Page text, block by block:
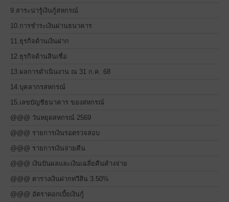
9.สาระน่ารู้เงินกู้สหกรณ์
10.การชำระเงินผ่านธนาคาร
11.ธุรกิจด้านเงินฝาก
12.ธุรกิจด้านสินเชื่อ
13.ผลการดำเนินงาน ณ 31 ก.ค. 68
14.บุคลากรสหกรณ์
15.เลขบัญชีธนาคาร ของสหกรณ์
@@@ วันหยุดสหกรณ์ 2569
@@@ รายการเงินรอตรวจสอบ
@@@ รายการเงินจ่ายคืน
@@@ เงินปันผลและเงินเฉลี่ยคืนค้างจ่าย
@@@ ตารางเงินฝากทวีสิน 3.50%
@@@ อัตราดอกเบี้ยเงินกู้